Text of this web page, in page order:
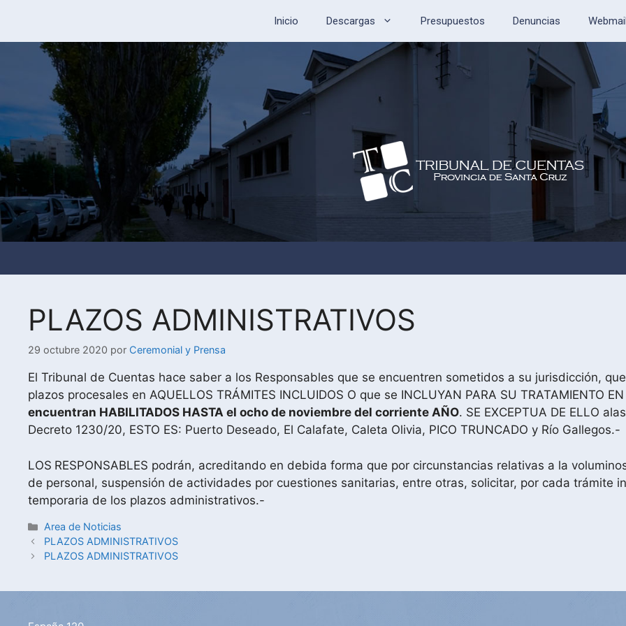
Inicio Descargas Presupuestos Denuncias
PLAZOS ADMINISTRATIVOS
29 octubre 2020 por Ceremonial y Prensa
El Tribunal de Cuentas hace saber a los Responsables que se encuentren sometidos a su jurisdicción,
plazos procesales en AQUELLOS TRÁMITES INCLUIDOS O que se INCLUYAN PARA SU TRATAMIENTO
encuentran HABILITADOS HASTA el ocho de noviembre del corriente AÑO. SE EXCEPTUA DE ELLO
Decreto 1230/20, ESTO ES: Puerto Deseado, El Calafate, Caleta Olivia, PICO TRUNCADO y Río Gallegos.-
LOS RESPONSABLES podrán, acreditando en debida forma que por circunstancias relativas a la
de personal, suspensión de actividades por cuestiones sanitarias, entre otras, solicitar, por cada trámite
temporaria de los plazos administrativos.-
Area de Noticias
PLAZOS ADMINISTRATIVOS
PLAZOS ADMINISTRATIVOS